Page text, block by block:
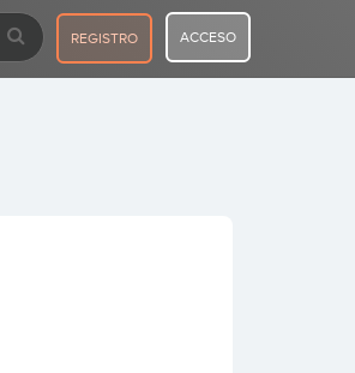
REGISTRO ACCESO